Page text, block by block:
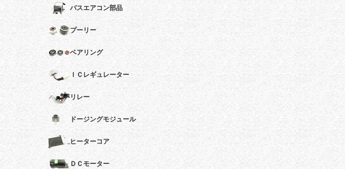
バスエアコン部品
プーリー
ベアリング
ＩＣレギュレーター
リレー
ドージングモジュール
ヒーターコア
ＤＣモーター